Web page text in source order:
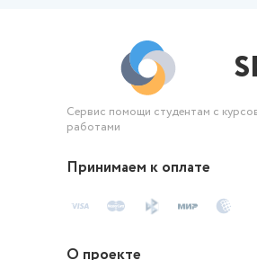
Сервис помощи студентам с
работами
Принимаем к оплате
О проекте